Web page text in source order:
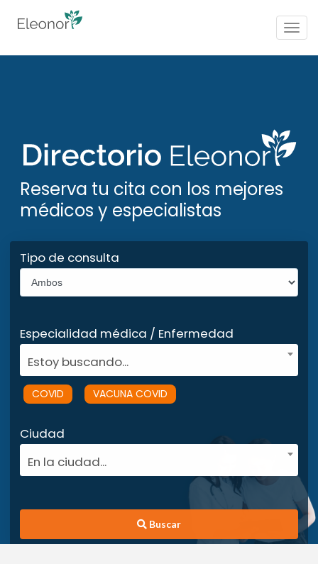
Reserva tu cita con los mejores
médicos y especialistas
Tipo de consulta
Especialidad médica / Enfermedad
Estoy buscando...
COVID VACUNA COVID
Ciudad
En la ciudad...
Buscar